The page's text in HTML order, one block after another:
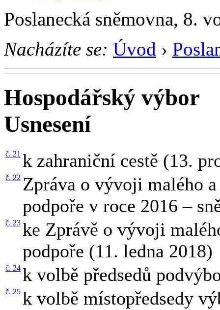
Poslanecká sněmovna, 8.
Nacházíte se: Úvod ›
Hospodářský výbor
Usnesení
č. 21 k zahraniční cestě (13.
č. 22 Zpráva o vývoji malého
podpoře v roce 2016 –
č. 23 ke Zprávě o vývoji
podpoře (11. ledna 2018)
č. 24 k volbě předsedů
č. 25 k volbě místopředsedy